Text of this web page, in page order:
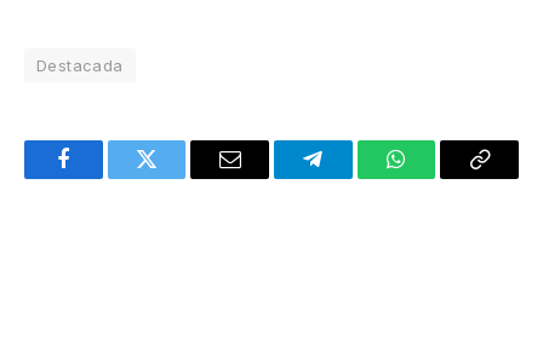
Destacada
FacebookTwitter Email TelegramWhatsAppCopy